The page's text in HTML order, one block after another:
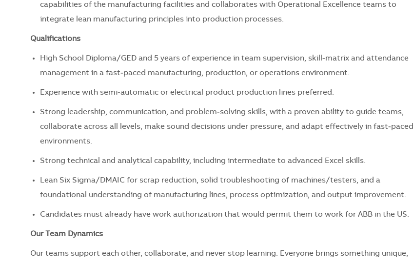
capabilities of the manufacturing facilities and collaborates with Operational Excellence teams to
integrate lean manufacturing principles into production processes.
Qualifications
High School Diploma/GED and 5 years of experience in team supervision, skill‑matrix and attendance
management in a fast‑paced manufacturing, production, or operations environment.
Experience with semi‑automatic or electrical product production lines preferred.
Strong leadership, communication, and problem‑solving skills, with a proven ability to guide teams,
collaborate across all levels, make sound decisions under pressure, and adapt effectively in fast‑paced
environments.
Strong technical and analytical capability, including intermediate to advanced Excel skills.
Lean Six Sigma/DMAIC for scrap reduction, solid troubleshooting of machines/testers, and a
foundational understanding of manufacturing lines, process optimization, and output improvement.
Candidates must already have work authorization that would permit them to work for ABB in the US.
Our Team Dynamics
Our teams support each other, collaborate, and never stop learning. Everyone brings something unique,